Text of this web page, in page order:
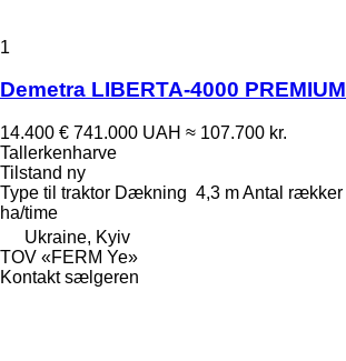
1
Demetra LIBERTA-4000 PREMIUM
14.400 € 741.000 UAH ≈ 107.700 kr.
Tallerkenharve
Tilstand ny
Type til traktor Dækning 4,3 mAntal rækker
ha/time
Ukraine, Kyiv
TOV «FERM Ye»
Kontakt sælgeren